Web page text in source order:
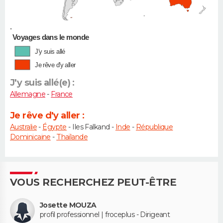
•
Voyages dans le monde
J'y suis allé
Je rêve d'y aller
J'y suis allé(e) :
Allemagne- France
Je rêve d'y aller :
Australie- Égypte - Iles Falkand - Inde - République
Dominicaine - Thaïlande
VOUS RECHERCHEZ PEUT-ÊTRE
Josette MOUZA
profil professionnel | froceplus - Dirigeant